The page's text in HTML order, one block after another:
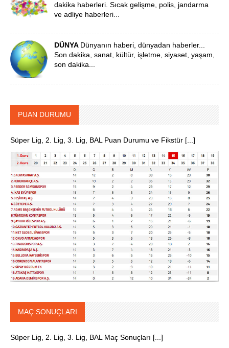
dakika haberleri. Sıcak gelişme, polis, jandarma
ve adliye haberleri...
DÜNYA Dünyanın haberi, dünyadan haberler...
Son dakika, sanat, kültür, işletme, siyaset, yaşam,
son dakika...
PUAN DURUMU
Süper Lig, 2. Lig, 3. Lig, BAL Puan Durumu ve Fikstür [...]
MAÇ SONUÇLARI
Süper Lig, 2. Lig, 3. Lig, BAL Maç Sonuçları [...]